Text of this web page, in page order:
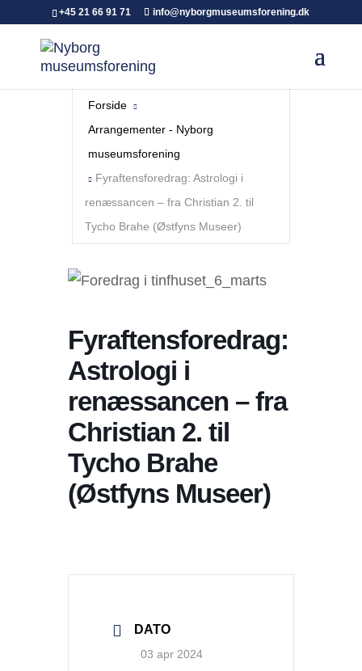
+45 21 66 91 71 info@nyborgmuseumsforening.dk
Forside
Arrangementer - Nyborg
museumsforening
Fyraftensforedrag: Astrologi i
renæssancen – fra Christian 2. til
Tycho Brahe (Østfyns Museer)
Fyraftensforedrag:
Astrologi i
renæssancen – fra
Christian 2. til
Tycho Brahe
(Østfyns Museer)
DATO
03 apr 2024